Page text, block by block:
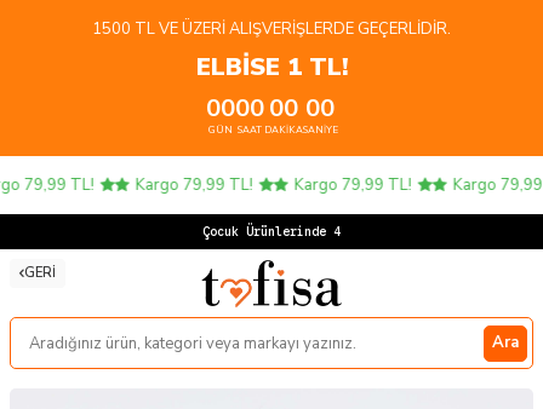
1500 TL VE ÜZERI ALIŞVERIŞLERDE GEÇERLIDIR.
ELBİSE 1 TL!
00
GÜN
00
SAAT
00
DAKIKA
00
SANIYE
79,99 TL! Kargo 79,99 TL! Kargo 79,99 TL! Kargo 79,99
Çocuk Ürünlerinde 4 A
GERI
Ara